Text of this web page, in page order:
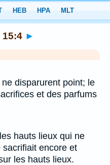
15:4 ►
disparurent point; le
et des parfums
hauts lieux qui ne
encore et
les hauts lieux.